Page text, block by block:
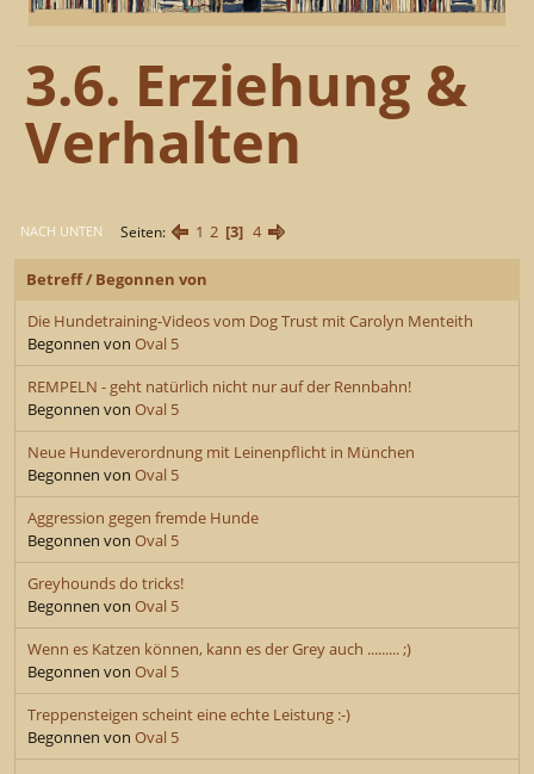
3.6. Erziehung &
Verhalten
NACH UNTEN Seiten 1 2 3 4
Betreff/ Begonnen von
Die Hundetraining-Videos vom Dog Trust mit Carolyn Menteith
Begonnen von Oval 5
REMPELN - geht natürlich nicht nur auf der Rennbahn!
Begonnen von Oval 5
Neue Hundeverordnung mit Leinenpflicht in München
Begonnen von Oval 5
Aggression gegen fremde Hunde
Begonnen von Oval 5
Greyhounds do tricks!
Begonnen von Oval 5
Wenn es Katzen können, kann es der Grey auch ......... ;)
Begonnen von Oval 5
Treppensteigen scheint eine echte Leistung :-)
Begonnen von Oval 5